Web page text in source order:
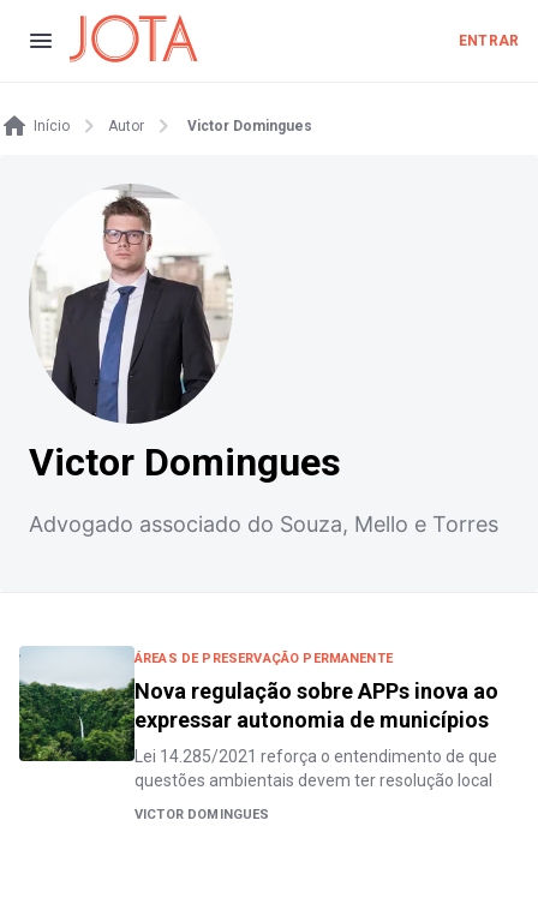
ENTRAR
Início Autor Victor Domingues
Victor Domingues
Advogado associado do Souza, Mello e Torres
ÁREAS DE PRESERVAÇÃO PERMANENTE
Nova regulação sobre APPs inova ao
expressar autonomia de municípios
Lei 14.285/2021 reforça o entendimento de que
questões ambientais devem ter resolução local
VICTOR DOMINGUES